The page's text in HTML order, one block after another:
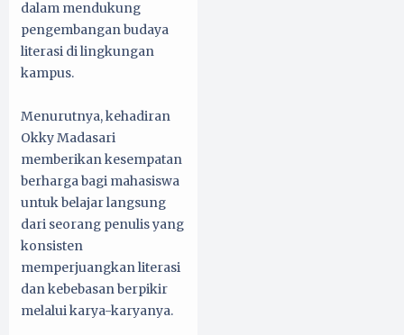
dalam mendukung
pengembangan budaya
literasi di lingkungan
kampus.
Menurutnya, kehadiran
Okky Madasari
memberikan kesempatan
berharga bagi mahasiswa
untuk belajar langsung
dari seorang penulis yang
konsisten
memperjuangkan literasi
dan kebebasan berpikir
melalui karya-karyanya.